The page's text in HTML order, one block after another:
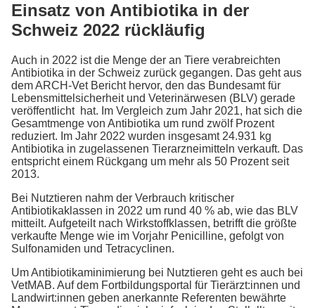
Einsatz von Antibiotika in der
Schweiz 2022 rückläufig
Auch in 2022 ist die Menge der an Tiere verabreichten
Antibiotika in der Schweiz zurück gegangen. Das geht aus
dem ARCH-Vet Bericht hervor, den das Bundesamt für
Lebensmittelsicherheit und Veterinärwesen (BLV) gerade
veröffentlicht hat. Im Vergleich zum Jahr 2021, hat sich die
Gesamtmenge von Antibiotika um rund zwölf Prozent
reduziert. Im Jahr 2022 wurden insgesamt 24.931 kg
Antibiotika in zugelassenen Tierarzneimitteln verkauft. Das
entspricht einem Rückgang um mehr als 50 Prozent seit
2013.
Bei Nutztieren nahm der Verbrauch kritischer
Antibiotikaklassen in 2022 um rund 40 % ab, wie das BLV
mitteilt. Aufgeteilt nach Wirkstoffklassen, betrifft die größte
verkaufte Menge wie im Vorjahr Penicilline, gefolgt von
Sulfonamiden und Tetracyclinen.
Um Antibiotikaminimierung bei Nutztieren geht es auch bei
VetMAB. Auf dem Fortbildungsportal für Tierärzt:innen und
Landwirt:innen geben anerkannte Referenten bewährte